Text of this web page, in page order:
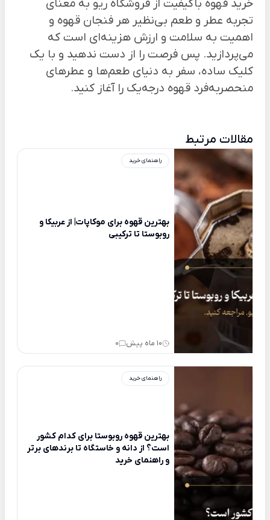
خرید قهوه باکیفیت از فروشگاه ریو به معنای
تجربه عطر و طعم بی‌نظیر هر فنجان قهوه و
اهمیت به سلامت و ارزش هزینه‌ای است که
می‌پردازید. پس فرصت را از دست ندهید و با یک
کلیک ساده، سفر به دنیای طعم‌ها و عطر‌های
منحصربه‌فرد قهوه درجه‌یک را آغاز کنید.
مقالات مرتبط
راهنمای خرید
بهترین قهوه برای موکاپات| از عربیکا و
روبوستا تا ترکیبی
10 ماه پیش 0
راهنمای خرید
بهترین قهوه روبوستا برای کدام کشور
است؟ از دانه و خاستگاه تا برندهای برتر
و راهنمای خرید